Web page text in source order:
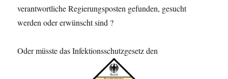
verantwortliche Regierungsposten gefunden, gesucht
werden oder erwünscht sind ?
Oder müsste das Infektionsschutzgesetz den